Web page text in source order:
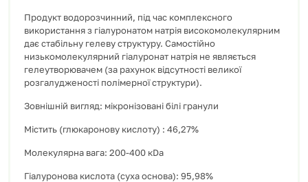
Продукт водорозчинний, під час комплексного
використання з гіалуронатом натрія високомолекулярним
дає стабільну гелеву структуру. Самостійно
низькомолекулярний гіалуронат натрія не являється
гелеутворювачем (за рахунок відсутності великої
розгалудженості полімерної структури).
Зовнішній вигляд: мікронізовані білі гранули
Містить (глюкаронову кислоту) : 46,27%
Молекулярна вага: 200-400 кDa
Гіалуронова кислота (суха основа): 95,98%